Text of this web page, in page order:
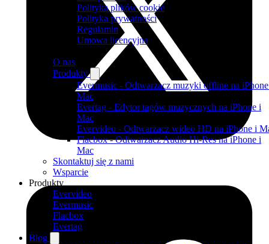
Polityka plików cookie
Polityka prywatności
Regulamin
Umowa licencyjna
O nas
Produkty
Evermusic - Odtwarzacz muzyki offline na
Mac
Evertag - Edytor tagów muzycznych na iPhone i
Mac
Evervideo - Odtwarzacz wideo HD na iPhone i
Flacbox - Odtwarzacz Audio Hi-Res na iPhone i
Mac
Skontaktuj się z nami
Wsparcie
Produkty
Evervideo
Evermusic
Flacbox
Evertag
Blog